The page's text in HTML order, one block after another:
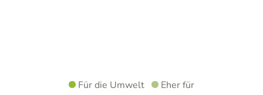
Für die Umwelt Eher für